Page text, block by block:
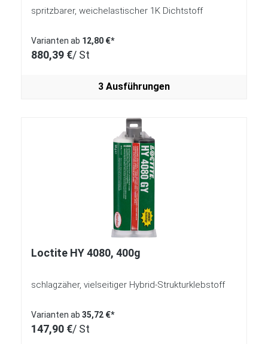
spritzbarer, weichelastischer 1K Dichtstoff
Varianten ab 12,80 €*
880,39 €/ St
3 Ausführungen
Loctite HY 4080, 400g
schlagzäher, vielseitiger Hybrid-Strukturklebstoff
Varianten ab 35,72 €*
147,90 €/ St